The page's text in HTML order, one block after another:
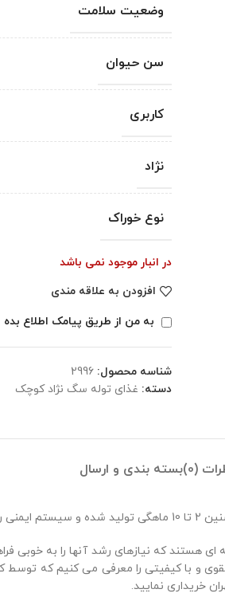
وضعیت سلامت
سن حیوان
کاربری
نژاد
نوع خوراک
در انبار موجود نمی باشد
افزودن به علاقه مندی
به من از طریق پیامک اطلاع بده
شناسه محصول: 2996
دسته: غذای توله سگ نژاد کوچک
(0) بسته بندی و ارسال
می کند.
هستند که نیازهای رشد آنها را به خوبی
و با کیفیتی را معرفی می کنیم که
خریداری نمایید.